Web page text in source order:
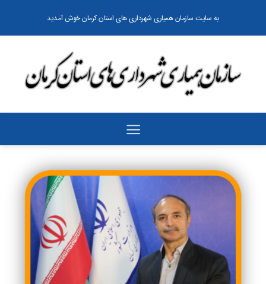
محتوا
به سایت سازمان همیاری شهرداری های استان کرمان خوش آمدید